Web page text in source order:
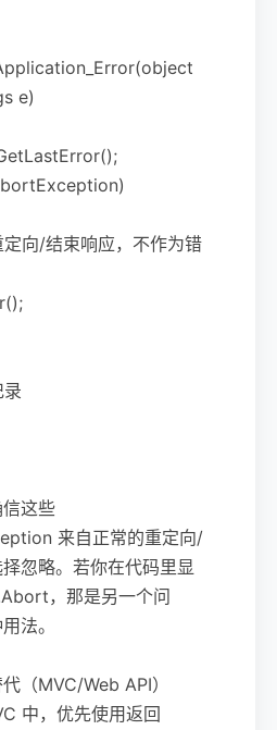
e)
向/结束响应，不作为错
这些
来自正常的重定向/
忽略。若你在代码里显
，那是另一个问
法。
（MVC/Web API）
中，优先使用返回